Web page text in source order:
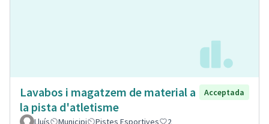
Lavabos i magatzem de material a
la pista d'atletisme
Acceptada
Lluís Municipi Pistes Esportives 2